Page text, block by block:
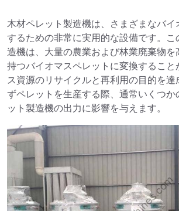
木材ペレット製造機は、さまざまなバ
するための非常に実用的な設備です。
造機は、大量の農業および林業廃棄物を
持つバイオマスペレットに変換するこ
ス資源のリサイクルと再利用の目的を達
ずペレットを生産する際、通常いくつか
ット製造機の出力に影響を与えます。